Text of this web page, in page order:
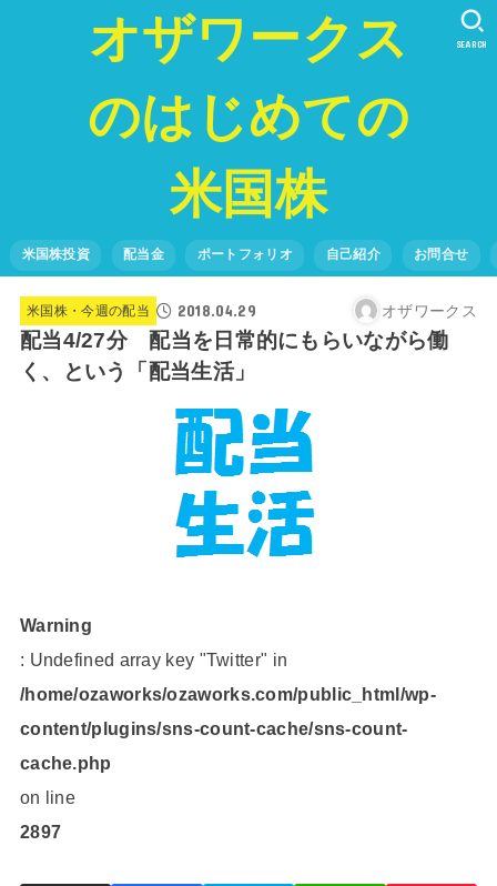
オザワークス
のはじめての
米国株
米国株投資 配当金 ポートフォリオ 自己紹介 お問合せ
SEARCH
米国株・今週の配当 2018.04.29 オザワークス
配当4/27分 配当を日常的にもらいながら働
く、という「配当生活」
Warning
: Undefined array key "Twitter" in
/home/ozaworks/ozaworks.com/public_html/wp-
content/plugins/sns-count-cache/sns-count-
cache.php
on line
2897